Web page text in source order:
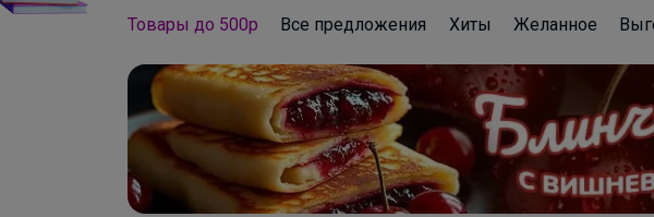
Товары до 500р Все предложения Хиты Желанное